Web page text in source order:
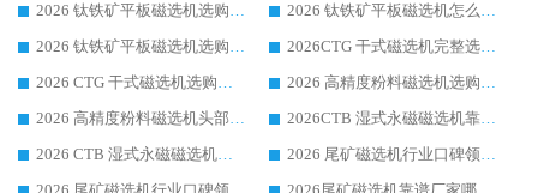
2026 钛铁矿平板磁选机选购全攻略 市场公认优质品牌厂家实力排行榜
2026 钛铁矿平板磁选机怎么选 靠谱生产企业实力排行榜选购参考攻略
2026 钛铁矿平板磁选机选购指南 行业口碑优选品牌生产企业实力排行榜
2026CTG 干式磁选机完整选购指南 行业口碑顶尖靠谱生产龙头厂家实力推荐
2026 CTG 干式磁选机选购指南|行业口碑靠谱生产厂家领域强者推荐
2026 高精度粉料磁选机选购全攻略 行业优质品牌华体会手机网页版-华体会(中国) 实力深度解析
2026 高精度粉料磁选机头部厂家选购指南 行业口碑靠谱品牌推荐 领域强者华体会手机网页版-华体会(中国) 解析
2026CTB 湿式永磁磁选机靠谱厂家实力排行榜 铁矿选矿设备采购全流程选购指南
2026 CTB 湿式永磁磁选机选购指南|行业口碑良好品牌推荐，领域强者华体会手机网页版-华体会(中国)
2026 尾矿磁选机行业口碑领域强者，源头直供国内主流厂家华体会手机网页版-华体会(中国) 一站式服务